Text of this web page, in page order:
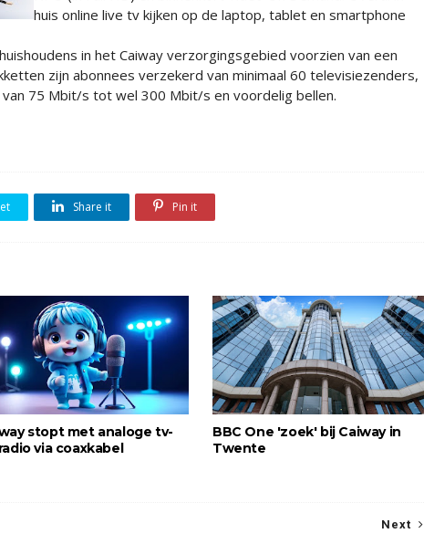
huis online live tv kijken op de laptop, tablet en smartphone
in het Caiway verzorgingsgebied voorzien van een
zijn abonnees verzekerd van minimaal 60 televisiezenders,
75 Mbit/s tot wel 300 Mbit/s en voordelig bellen.
Share it Pin it
stopt met analoge tv-
via coaxkabel
BBC One 'zoek' bij Caiway in
Twente
Next